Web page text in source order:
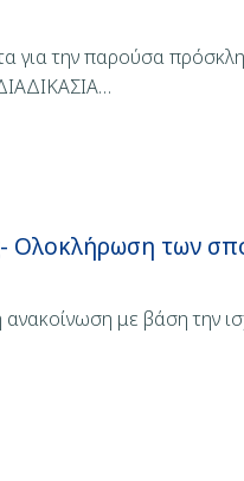
την παρούσα
των
ανακοίνωση με βάση